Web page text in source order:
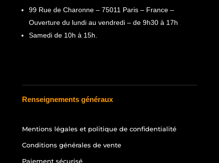
99 Rue de Charonne – 75011 Paris – France –
Ouverture du lundi au vendredi – de 9h30 à 17h
Samedi de 10h à 15h.
Renseignements généraux
Mentions légales et politique de confidentialité
Conditions générales de vente
Paiement sécurisé